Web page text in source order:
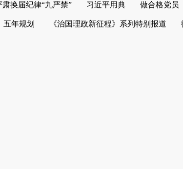
肃换届纪律“九严禁” 习近平用典 做合格党员
五年规划 《治国理政新征程》系列特别报道